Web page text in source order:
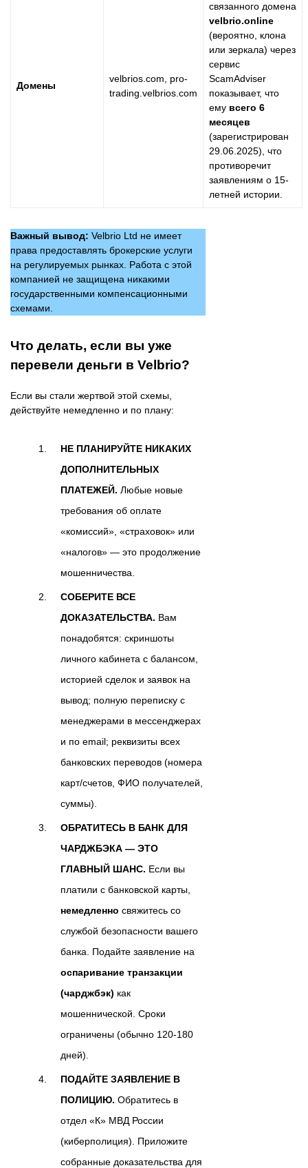
Домены
velbrios.com, pro-
trading.velbrios.com
связанного домена
velbrio.online
(вероятно, клона
или зеркала) через
сервис
ScamAdviser
показывает, что
ему всего 6
месяцев
(зарегистрирован
29.06.2025), что
противоречит
заявлениям о 15-
летней истории.
Важный вывод: Velbrio Ltd не имеет
права предоставлять брокерские услуги
на регулируемых рынках. Работа с этой
компанией не защищена никакими
государственными компенсационными
схемами.
Что делать, если вы уже
перевели деньги в Velbrio?
Если вы стали жертвой этой схемы,
действуйте немедленно и по плану:
НЕ ПЛАНИРУЙТЕ НИКАКИХ
ДОПОЛНИТЕЛЬНЫХ
ПЛАТЕЖЕЙ. Любые новые
требования об оплате
«комиссий», «страховок» или
«налогов» — это продолжение
мошенничества.
СОБЕРИТЕ ВСЕ
ДОКАЗАТЕЛЬСТВА. Вам
понадобятся: скриншоты
личного кабинета с балансом,
историей сделок и заявок на
вывод; полную переписку с
менеджерами в мессенджерах
и по email; реквизиты всех
банковских переводов (номера
карт/счетов, ФИО получателей,
суммы).
ОБРАТИТЕСЬ В БАНК ДЛЯ
ЧАРДЖБЭКА — ЭТО
ГЛАВНЫЙ ШАНС. Если вы
платили с банковской карты,
немедленно свяжитесь со
службой безопасности вашего
банка. Подайте заявление на
оспаривание транзакции
(чарджбэк) как
мошеннической. Сроки
ограничены (обычно 120-180
дней).
ПОДАЙТЕ ЗАЯВЛЕНИЕ В
ПОЛИЦИЮ. Обратитесь в
отдел «К» МВД России
(киберполиция). Приложите
собранные доказательства для